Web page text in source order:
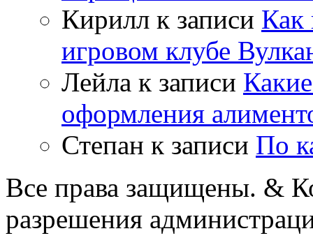
Кирилл к записи Как
игровом клубе
Лейла к записи
оформления
Степан к записи По
Все права защищены. &
разрешения